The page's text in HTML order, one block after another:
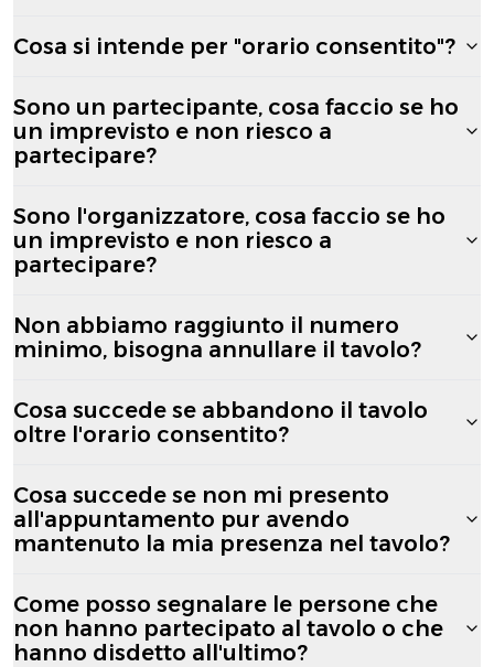
Cosa si intende per "orario consentito"?
Sono un partecipante, cosa faccio se ho
un imprevisto e non riesco a
partecipare?
Sono l'organizzatore, cosa faccio se ho
un imprevisto e non riesco a
partecipare?
Non abbiamo raggiunto il numero
minimo, bisogna annullare il tavolo?
Cosa succede se abbandono il tavolo
oltre l'orario consentito?
Cosa succede se non mi presento
all'appuntamento pur avendo
mantenuto la mia presenza nel tavolo?
Come posso segnalare le persone che
non hanno partecipato al tavolo o che
hanno disdetto all'ultimo?